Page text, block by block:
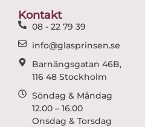
Kontakt
08 - 22 79 39
info@glasprinsen.se
Barnängsgatan 46B,
116 48 Stockholm
Söndag & Måndag
12.00 – 16.00
Onsdag & Torsdag